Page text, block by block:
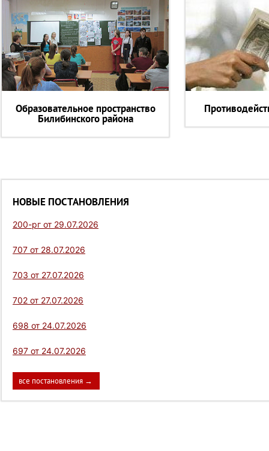
Образовательное пространство
Билибинского района
НОВЫЕ ПОСТАНОВЛЕНИЯ
200-рг от 29.07.2026
707 от 28.07.2026
703 от 27.07.2026
702 от 27.07.2026
698 от 24.07.2026
697 от 24.07.2026
все постановления →